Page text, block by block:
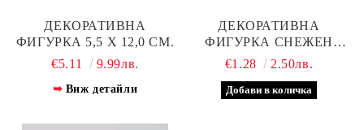
ДЕКОРАТИВНА
ФИГУРКА 5,5 Х 12,0 СМ.
€5.11
9.99лв.
Виж детайли
ДЕКОРАТИВНА
ФИГУРКА СНЕЖЕН
ЧОВЕК С ПОДАРЪК
€1.28 2.50лв.